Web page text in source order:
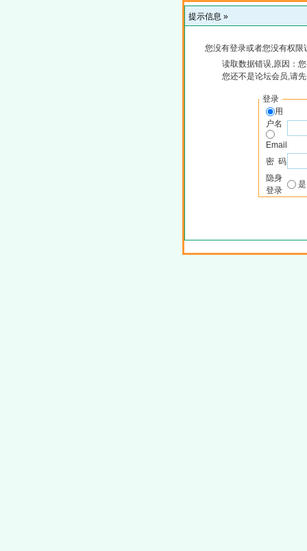
提示信息 »
您没有登录或者您没有权
读取数据错误,原因：
您还不是论坛会员,请
登录
用
户名
Email
密 码
隐身
登录